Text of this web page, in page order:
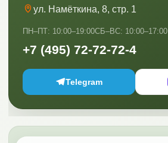
ул. Намёткина, 8, стр. 1
ПН–ПТ: 10:00–19:00СБ–ВС: 10:00–17:00
+7 (495) 72-72-72-4
Telegram